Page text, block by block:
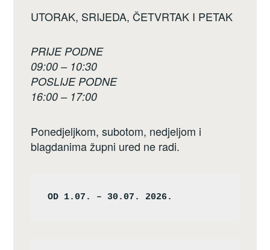
UTORAK, SRIJEDA, ČETVRTAK I PETAK
PRIJE PODNE
09:00 – 10:30
POSLIJE PODNE
16:00 – 17:00
Ponedjeljkom, subotom, nedjeljom i
blagdanima župni ured ne radi.
OD 1.07. – 30.07. 2026.